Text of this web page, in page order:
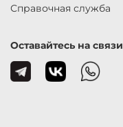
Справочная служба
Оставайтесь на связи